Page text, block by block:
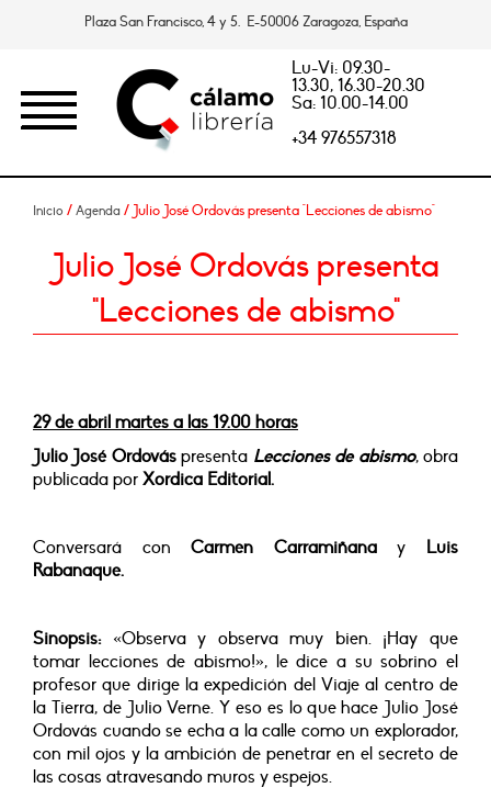
Plaza San Francisco, 4 y 5. E-50006 Zaragoza, España
Lu-Vi: 09.30-
13.30, 16.30-20.30
Sa: 10.00-14.00
+34 976557318
Inicio / Agenda / Julio José Ordovás presenta "Lecciones de abismo"
Julio José Ordovás presenta
"Lecciones de abismo"
29 de abril martes a las 19.00 horas
Julio José Ordováspresenta Lecciones de abismo, obra
publicada por Xordica Editorial.
Conversará conCarmen Carramiñanay Luis
Rabanaque.
Sinopsis:«Observa y observa muy bien. ¡Hay que
tomar lecciones de abismo!», le dice a su sobrino el
profesor que dirige la expedición del Viaje al centro de
la Tierra, de Julio Verne. Y eso es lo que hace Julio José
Ordovás cuando se echa a la calle como un explorador,
con mil ojos y la ambición de penetrar en el secreto de
las cosas atravesando muros y espejos.